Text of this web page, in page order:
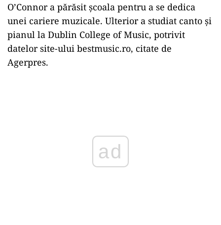
O’Connor a părăsit şcoala pentru a se dedica
unei cariere muzicale. Ulterior a studiat canto şi
pianul la Dublin College of Music, potrivit
datelor site-ului bestmusic.ro, citate de
Agerpres.